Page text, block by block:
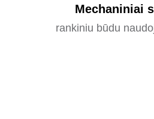
Mechaniniai
rankiniu būdu